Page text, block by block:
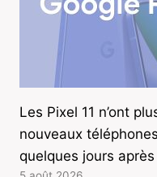
Les Pixel 11 n’ont
nouveaux
quelques jours